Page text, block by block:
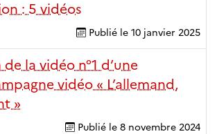
: 5 vidéos
Publié le 10 janvier 2025
la vidéo n°1 d’une
vidéo « L’allemand,
»
Publié le 8 novembre 2024